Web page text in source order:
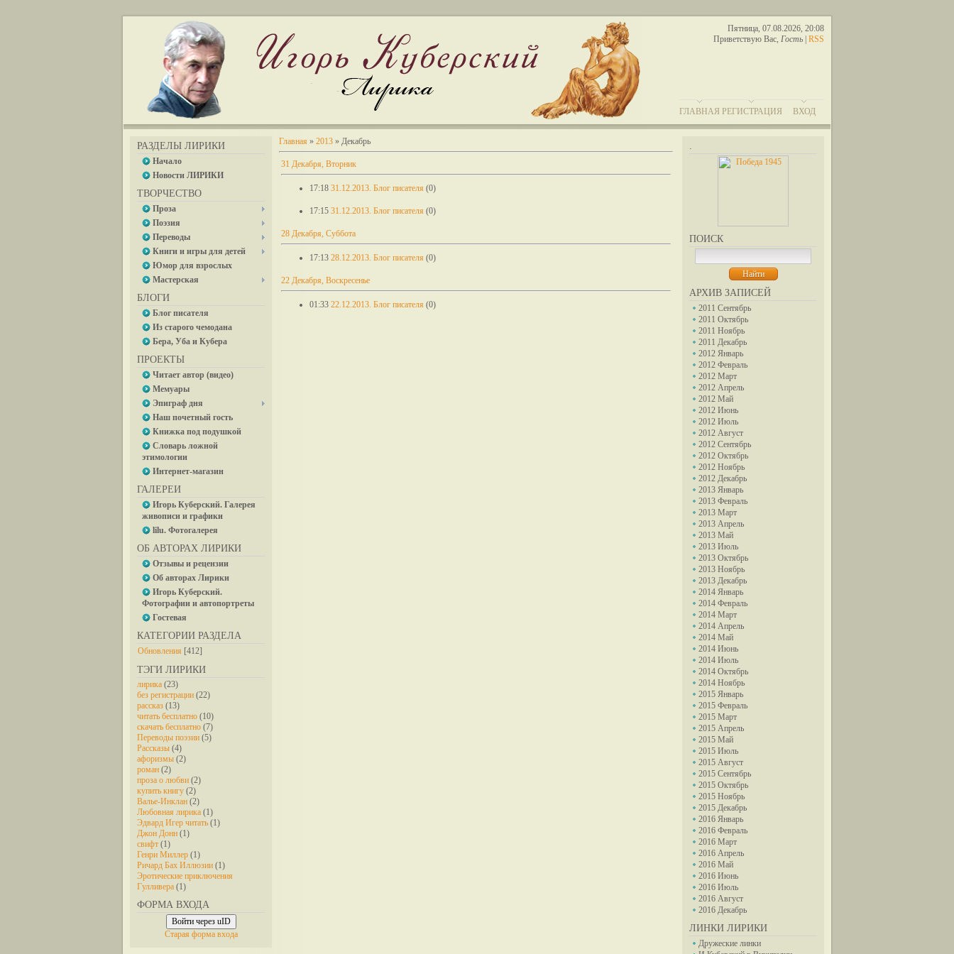
Пятница, 07.08.2026, 20:08
Приветствую Вас, Гость RSS
ГЛАВНАЯ РЕГИСТРАЦИЯ ВХОД
РАЗДЕЛЫ ЛИРИКИ
Начало
Новости ЛИРИКИ
ТВОРЧЕСТВО
Проза
Поэзия
Переводы
Книги и игры для детей
Юмор для взрослых
Мастерская
БЛОГИ
Блог писателя
Из старого чемодана
Бера, Уба и Кубера
ПРОЕКТЫ
Читает автор (видео)
Мемуары
Эпиграф дня
Наш почетный гость
Книжка под подушкой
Словарь ложной
этимологии
Интернет-магазин
ГАЛЕРЕИ
Игорь Куберский. Галерея
живописи и графики
lilu. Фотогалерея
ОБ АВТОРАХ ЛИРИКИ
Отзывы и рецензии
Об авторах Лирики
Игорь Куберский.
Фотографии и автопортреты
Гостевая
КАТЕГОРИИ РАЗДЕЛА
Обновления [412]
ТЭГИ ЛИРИКИ
лирика (23)
без регистрации (22)
рассказ (13)
читать бесплатно (10)
скачать бесплатно (7)
Переводы поэзии (5)
Рассказы (4)
афоризмы (2)
роман (2)
проза о любви (2)
купить книгу (2)
Валье-Инклан (2)
Любовная лирика (1)
Эдвард Игер читать (1)
Джон Донн (1)
свифт (1)
Генри Миллер (1)
Ричард Бах Иллюзии (1)
Эротические приключения
Гулливера (1)
ФОРМА ВХОДА
Войти через uID
Старая форма входа
.
ПОИСК
АРХИВ ЗАПИСЕЙ
2011 Сентябрь
2011 Октябрь
2011 Ноябрь
2011 Декабрь
2012 Январь
2012 Февраль
2012 Март
2012 Апрель
2012 Май
2012 Июнь
2012 Июль
2012 Август
2012 Сентябрь
2012 Октябрь
2012 Ноябрь
2012 Декабрь
2013 Январь
2013 Февраль
2013 Март
2013 Апрель
2013 Май
2013 Июль
2013 Октябрь
2013 Ноябрь
2013 Декабрь
2014 Январь
2014 Февраль
2014 Март
2014 Апрель
2014 Май
2014 Июнь
2014 Июль
2014 Октябрь
2014 Ноябрь
2015 Январь
2015 Февраль
2015 Март
2015 Апрель
2015 Май
2015 Июль
2015 Август
2015 Сентябрь
2015 Октябрь
2015 Ноябрь
2015 Декабрь
2016 Январь
2016 Февраль
2016 Март
2016 Апрель
2016 Май
2016 Июнь
2016 Июль
2016 Август
2016 Декабрь
ЛИНКИ ЛИРИКИ
Дружеские линки
Главная » 2013 » Декабрь
31 Декабря, Вторник
17:18 31.12.2013. Блог писателя (0)
17:15 31.12.2013. Блог писателя (0)
28 Декабря, Суббота
17:13 28.12.2013. Блог писателя (0)
22 Декабря, Воскресенье
01:33 22.12.2013. Блог писателя (0)